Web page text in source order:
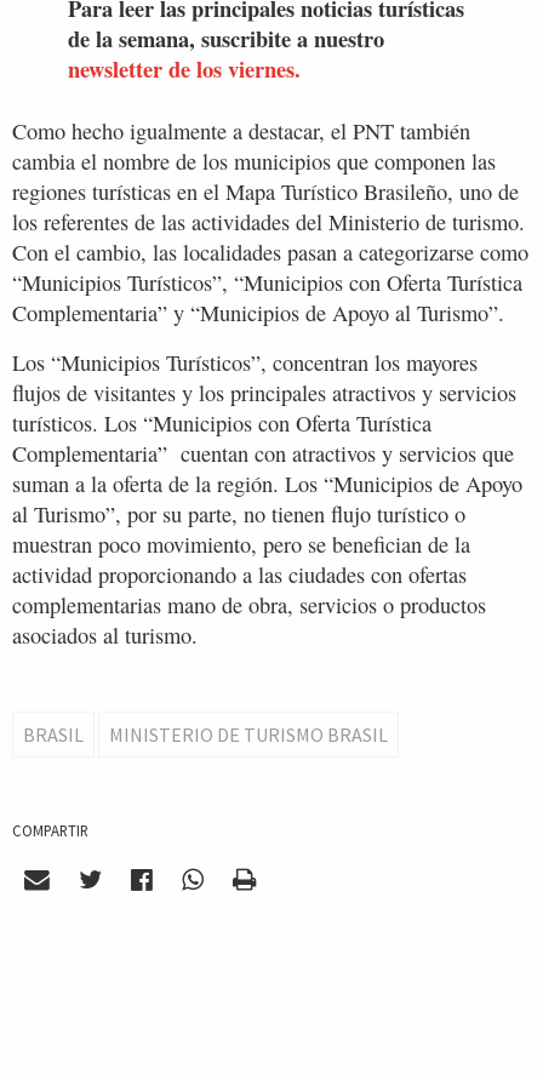
Para leer las principales noticias turísticas
de la semana, suscribite a nuestro
newsletter de los viernes.
Como hecho igualmente a destacar, el PNT también
cambia el nombre de los municipios que componen las
regiones turísticas en el Mapa Turístico Brasileño, uno de
los referentes de las actividades del Ministerio de turismo.
Con el cambio, las localidades pasan a categorizarse como
“Municipios Turísticos”, “Municipios con Oferta Turística
Complementaria” y “Municipios de Apoyo al Turismo”.
Los “Municipios Turísticos”, concentran los mayores
flujos de visitantes y los principales atractivos y servicios
turísticos. Los “Municipios con Oferta Turística
Complementaria” cuentan con atractivos y servicios que
suman a la oferta de la región. Los “Municipios de Apoyo
al Turismo”, por su parte, no tienen flujo turístico o
muestran poco movimiento, pero se benefician de la
actividad proporcionando a las ciudades con ofertas
complementarias mano de obra, servicios o productos
asociados al turismo.
BRASIL MINISTERIO DE TURISMO BRASIL
COMPARTIR